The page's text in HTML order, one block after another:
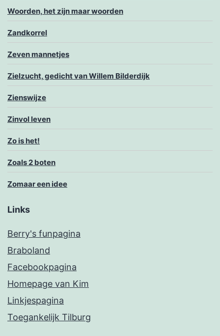
Woorden, het zijn maar woorden
Zandkorrel
Zeven mannetjes
Zielzucht, gedicht van Willem Bilderdijk
Zienswijze
Zinvol leven
Zo is het!
Zoals 2 boten
Zomaar een idee
Links
Berry's funpagina
Braboland
Facebookpagina
Homepage van Kim
Linkjespagina
Toegankelijk Tilburg